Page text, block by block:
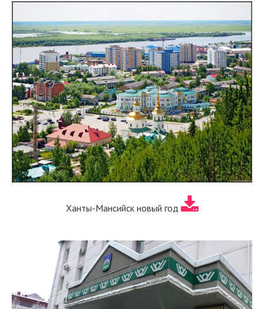
Ханты-Мансийск новый год